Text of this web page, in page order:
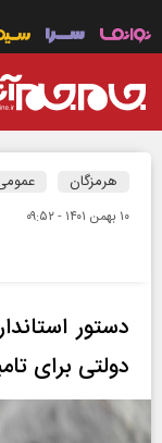
هرمزگان
۱۰ بهمن ۱۴۰۱ - ۰۹:۵۲
دستور
دولتی برای